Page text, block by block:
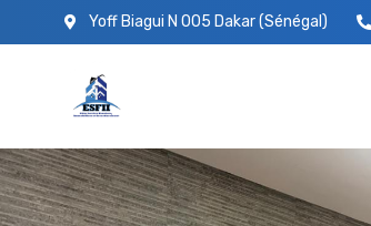
Yoff Biagui N 005 Dakar (Sénégal)